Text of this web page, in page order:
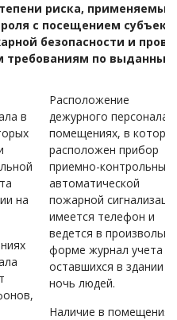
риска,
с посещением
безопасности и
требованиям по
в
на
Расположение
дежурного персонала в
помещениях, в
расположен прибор
приемно-контрольный
автоматической
пожарной
имеется телефон и
ведется в
форме журнал учета
оставшихся в здании
ночь людей.
Наличие в помещениях